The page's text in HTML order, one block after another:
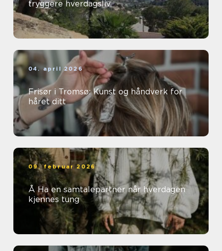
tryggere hverdagsliv
04. april 2026
Frisør i Tromsø: Kunst og håndverk for
håret ditt
09. februar 2026
Å Ha en samtalepartner når hverdagen
kjennes tung